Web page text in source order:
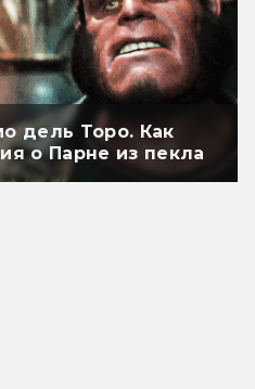
дель Торо. Как
о Парне из пекла